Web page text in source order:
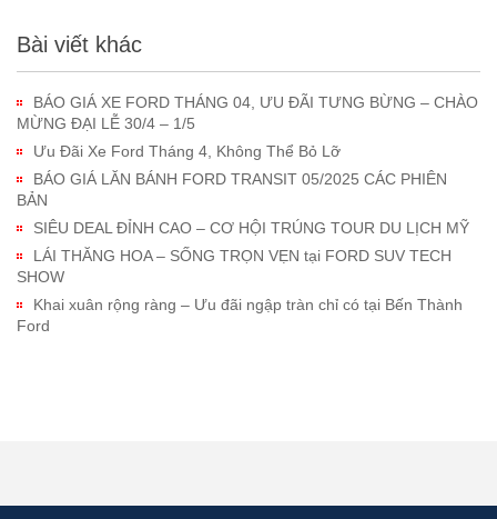
Bài viết khác
BÁO GIÁ XE FORD THÁNG 04, ƯU ĐÃI TƯNG BỪNG – CHÀO
MỪNG ĐẠI LỄ 30/4 – 1/5
Ưu Đãi Xe Ford Tháng 4, Không Thể Bỏ Lỡ
BÁO GIÁ LĂN BÁNH FORD TRANSIT 05/2025 CÁC PHIÊN
BẢN
SIÊU DEAL ĐỈNH CAO – CƠ HỘI TRÚNG TOUR DU LỊCH MỸ
LÁI THĂNG HOA – SỐNG TRỌN VẸN tại FORD SUV TECH
SHOW
Khai xuân rộng ràng – Ưu đãi ngập tràn chỉ có tại Bến Thành
Ford